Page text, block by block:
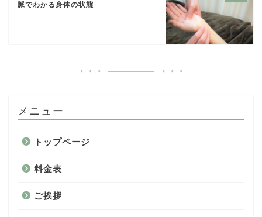
脈でわかる身体の状態
メニュー
トップページ
料金表
ご挨拶